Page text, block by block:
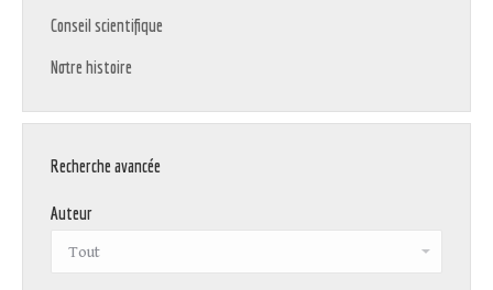
Conseil scientifique
Notre histoire
Recherche avancée
Auteur